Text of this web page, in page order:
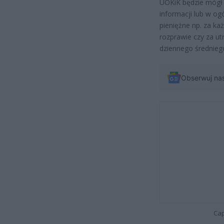
UOKiK będzie
informacji lub w
pieniężne np. za
rozprawie czy za
dziennego
Obserwuj